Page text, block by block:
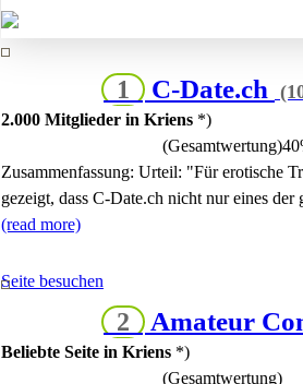
1 C-Date.ch
2.000 Mitglieder in Kriens *)
(Gesamtwertung)
Zusammenfassung: Urteil: "Für erotische
gezeigt, dass C-Date.ch nicht nur eines
(read more)
Seite besuchen
2 Amateur
Beliebte Seite in Kriens *)
(Gesamtwertung)